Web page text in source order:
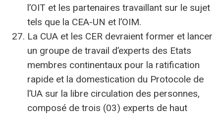
l’OIT et les partenaires travaillant sur le sujet
tels que la CEA-UN et l’OIM.
La CUA et les CER devraient former et lancer
un groupe de travail d’experts des Etats
membres continentaux pour la ratification
rapide et la domestication du Protocole de
l’UA sur la libre circulation des personnes,
composé de trois (03) experts de haut